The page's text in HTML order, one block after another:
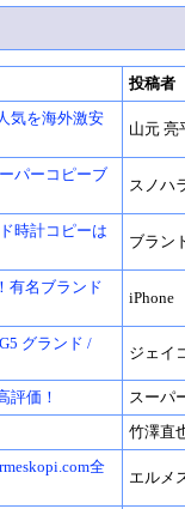
投稿者
気を海外激安
山元 亮
パーコピーブ
スノハ
時計コピーは
ブラン
有名ブランド
iPhone
グランド /
ジェイ
評価！
スーパ
竹澤直
全
エルメ